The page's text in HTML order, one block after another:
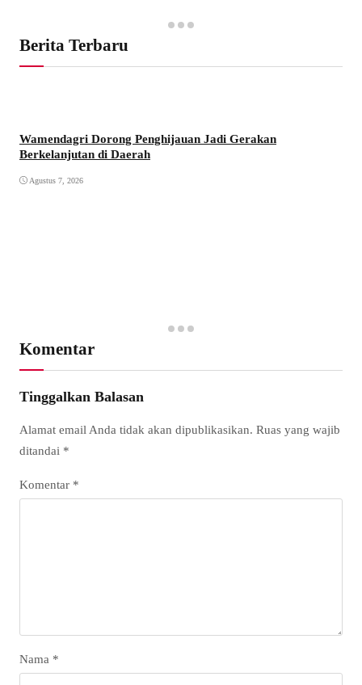
Berita Terbaru
Wamendagri Dorong Penghijauan Jadi Gerakan
Berkelanjutan di Daerah
Agustus 7, 2026
Komentar
Tinggalkan Balasan
Alamat email Anda tidak akan dipublikasikan. Ruas yang wajib
ditandai *
Komentar *
Nama *